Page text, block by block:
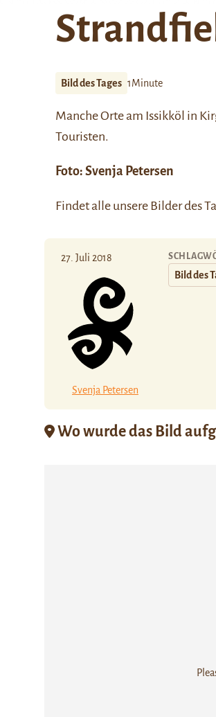
Bild des Tages 1Minute
Manche Orte am Issikköl in
Touristen.
Foto: Svenja Petersen
Findet alle unsere Bilder des
27. Juli 2018
Svenja Petersen
Bild des
Wo wurde das Bild